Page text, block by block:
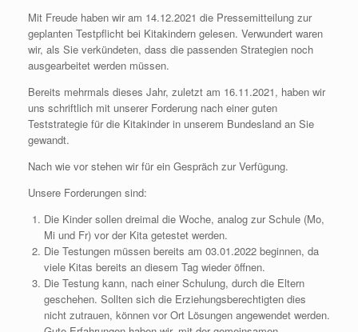
Mit Freude haben wir am 14.12.2021 die Pressemitteilung zur
geplanten Testpflicht bei Kitakindern gelesen. Verwundert waren
wir, als Sie verkündeten, dass die passenden Strategien noch
ausgearbeitet werden müssen.
Bereits mehrmals dieses Jahr, zuletzt am 16.11.2021, haben wir
uns schriftlich mit unserer Forderung nach einer guten
Teststrategie für die Kitakinder in unserem Bundesland an Sie
gewandt.
Nach wie vor stehen wir für ein Gespräch zur Verfügung.
Unsere Forderungen sind:
Die Kinder sollen dreimal die Woche, analog zur Schule (Mo,
Mi und Fr) vor der Kita getestet werden.
Die Testungen müssen bereits am 03.01.2022 beginnen, da
viele Kitas bereits an diesem Tag wieder öffnen.
Die Testung kann, nach einer Schulung, durch die Eltern
geschehen. Sollten sich die Erziehungsberechtigten dies
nicht zutrauen, können vor Ort Lösungen angewendet werden.